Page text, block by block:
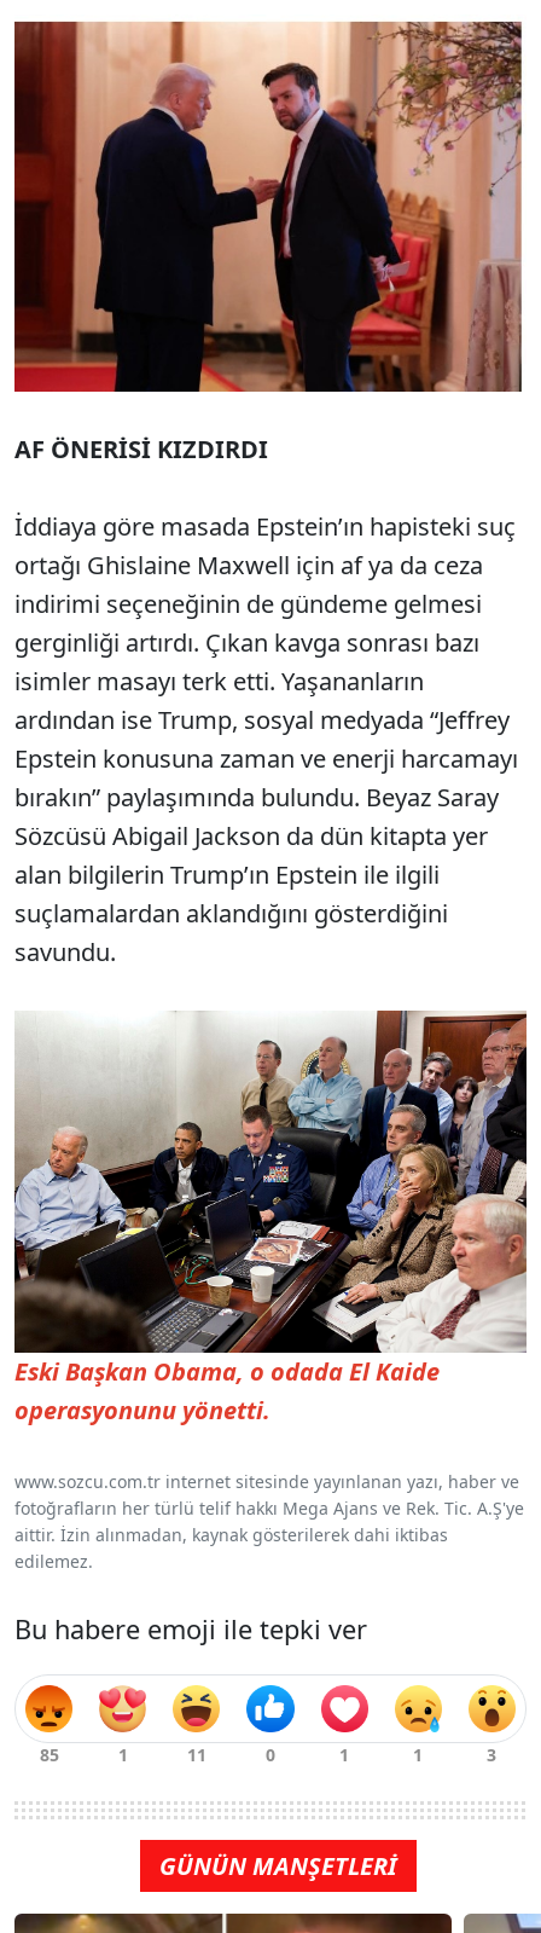
AF ÖNERİSİ KIZDIRDI
İddiaya göre masada Epstein’ın hapisteki suç
ortağı Ghislaine Maxwell için af ya da ceza
indirimi seçeneğinin de gündeme gelmesi
gerginliği artırdı. Çıkan kavga sonrası bazı
isimler masayı terk etti. Yaşananların
ardından ise Trump, sosyal medyada “Jeffrey
Epstein konusuna zaman ve enerji harcamayı
bırakın” paylaşımında bulundu. Beyaz Saray
Sözcüsü Abigail Jackson da dün kitapta yer
alan bilgilerin Trump’ın Epstein ile ilgili
suçlamalardan aklandığını gösterdiğini
savundu.
Eski Başkan Obama, o odada El Kaide
operasyonunu yönetti.
www.sozcu.com.tr internet sitesinde yayınlanan yazı, haber ve
fotoğrafların her türlü telif hakkı Mega Ajans ve Rek. Tic. A.Ş'ye
aittir. İzin alınmadan, kaynak gösterilerek dahi iktibas
edilemez.
Bu habere emoji ile tepki ver
GÜNÜN MANŞETLERİ